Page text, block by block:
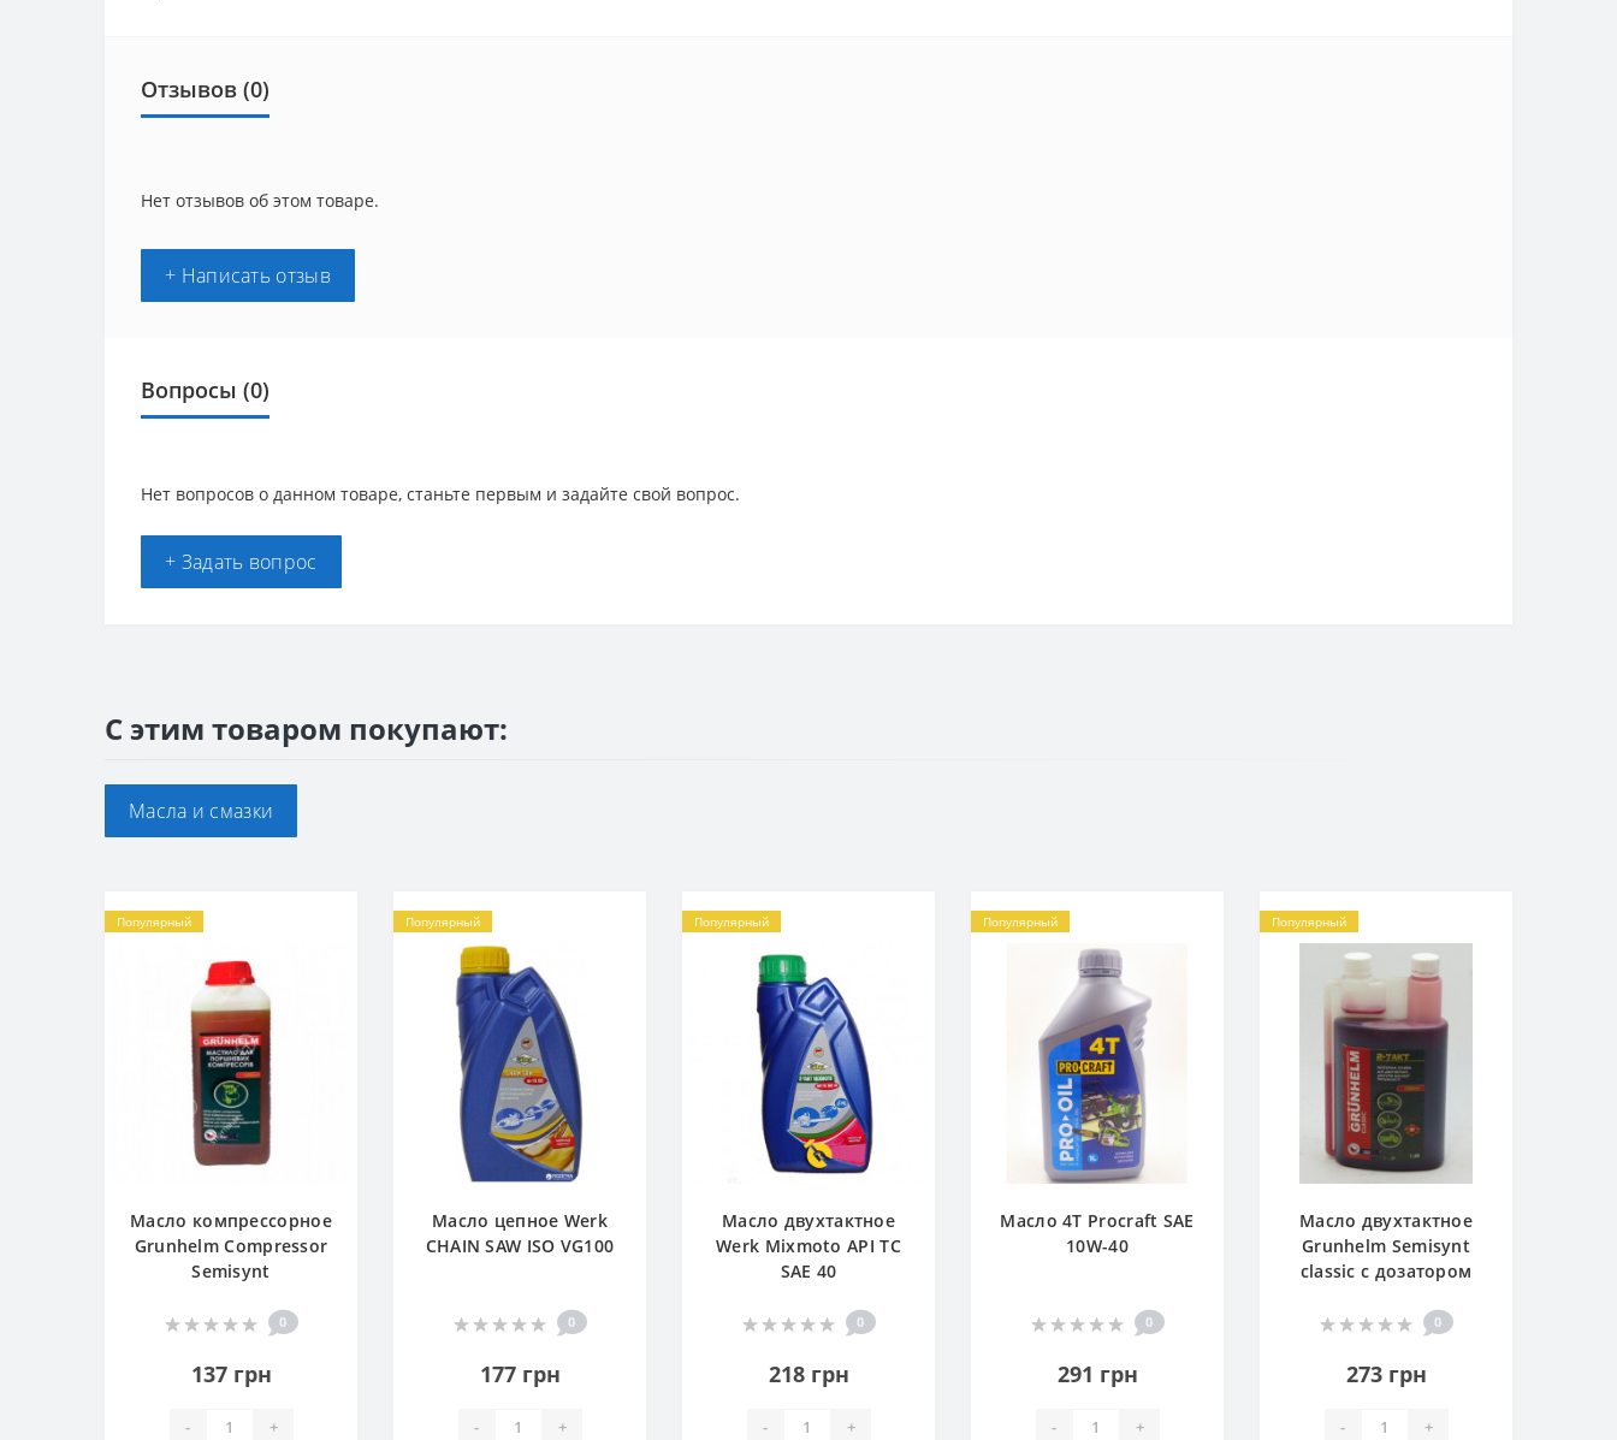
Отзывов (0)
Нет отзывов об этом товаре.
+ Написать отзыв
Вопросы (0)
Нет вопросов о данном товаре, станьте первым и задайте свой вопрос.
+ Задать вопрос
С этим товаром покупают:
Масла и смазки
Популярный
Масло компрессорное
Grunhelm Compressor
Semisynt
0
137 грн
- +
Популярный
Масло цепное Werk
CHAIN SAW ISO VG100
0
177 грн
- +
Популярный
Масло двухтактное
Werk Mixmoto API TC
SAE 40
0
218 грн
- +
Популярный
Масло 4Т Procraft SAE
10W-40
0
291 грн
- +
Популярный
Масло двухтактное
Grunhelm Semisynt
classic с дозатором
0
273 грн
- +